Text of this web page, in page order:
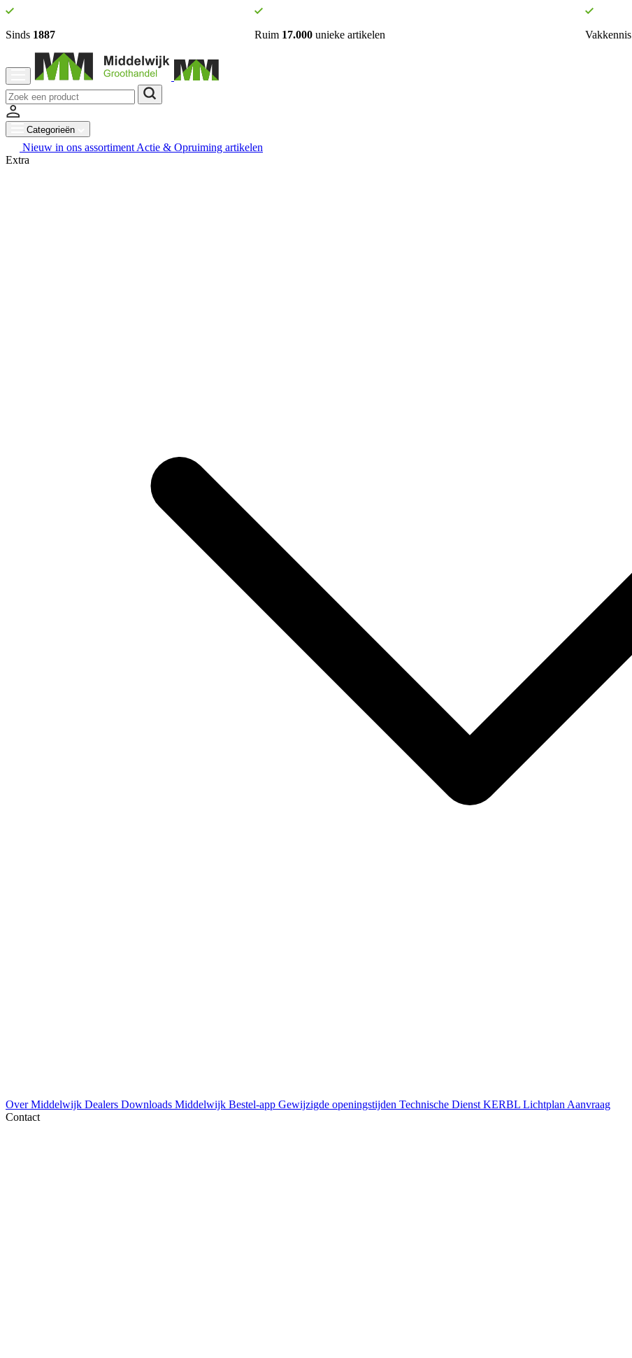
Sinds 1887 Ruim 17.000 unieke artikelen Vakkennis
Categorieën
Nieuw in ons assortiment Actie & Opruiming artikelen
Extra
Over Middelwijk Dealers Downloads Middelwijk Bestel-app Gewijzigde openingstijden Technische Dienst KERBL Lichtplan Aanvraag
Contact